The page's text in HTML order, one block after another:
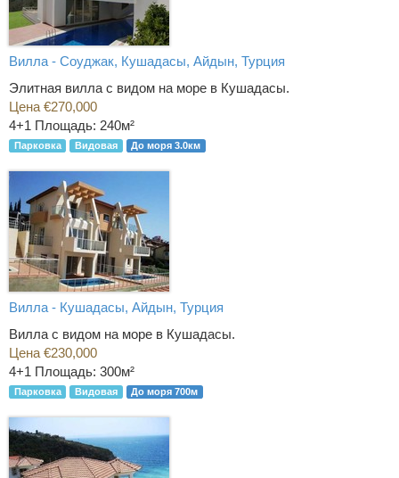
Вилла - Соуджак, Кушадасы, Айдын, Турция
Элитная вилла с видом на море в Кушадасы.
Цена €270,000
4+1 Площадь: 240м²
Парковка Видовая До моря 3.0км
Вилла - Кушадасы, Айдын, Турция
Вилла с видом на море в Кушадасы.
Цена €230,000
4+1 Площадь: 300м²
Парковка Видовая До моря 700м